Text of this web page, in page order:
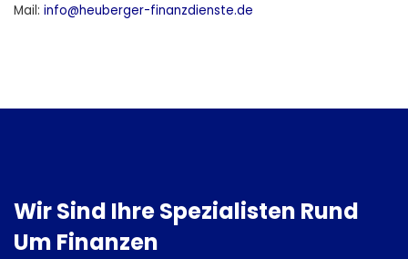
Mail: info@heuberger-finanzdienste.de
Wir Sind Ihre Spezialisten Rund
Um Finanzen